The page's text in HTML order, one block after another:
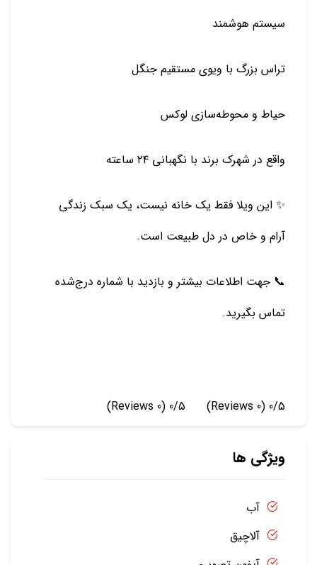
سیستم هوشمند
تراس بزرگ با ویوی مستقیم جنگل
حیاط و محوطه‌سازی لوکس
واقع در شهرک برند با نگهبانی ۲۴ ساعته
✨ این ویلا فقط یک خانه نیست، یک سبک زندگی
آرام و خاص در دل طبیعت است.
📞 جهت اطلاعات بیشتر و بازدید با شماره درج‌شده
تماس بگیرید.
0/5
(0 Reviews)
0/5
(0 Reviews)
ویژگی ها
آب
آلاچیق